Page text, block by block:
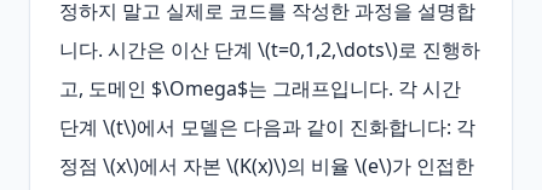
정하지 말고 실제로 코드를 작성한 과정을 설명합
니다. 시간은 이산 단계 \(t=0,1,2,\dots\)로 진행하
고, 도메인 $\Omega$는 그래프입니다. 각 시간
단계 \(t\)에서 모델은 다음과 같이 진화합니다: 각
정점 \(x\)에서 자본 \(K(x)\)의 비율 \(e\)가 인접한